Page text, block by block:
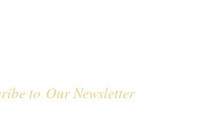
to Our Newsletter